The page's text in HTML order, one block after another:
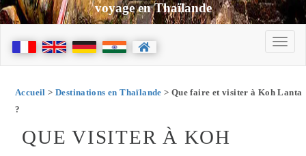
voyage en Thaïlande
Accueil > Destinations en Thaïlande > Que faire et visiter à Koh Lanta
?
QUE VISITER À KOH